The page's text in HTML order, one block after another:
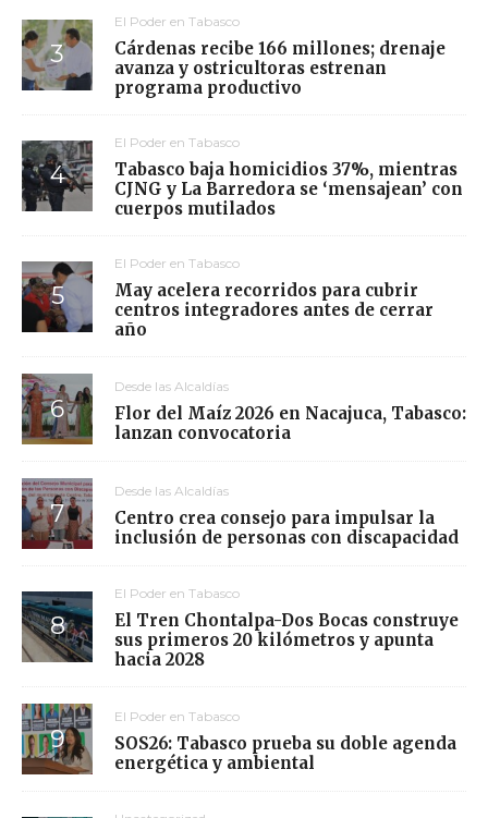
El Poder en Tabasco
Cárdenas recibe 166 millones; drenaje
avanza y ostricultoras estrenan
programa productivo
El Poder en Tabasco
Tabasco baja homicidios 37%, mientras
CJNG y La Barredora se ‘mensajean’ con
cuerpos mutilados
El Poder en Tabasco
May acelera recorridos para cubrir
centros integradores antes de cerrar
año
Desde las Alcaldías
Flor del Maíz 2026 en Nacajuca, Tabasco:
lanzan convocatoria
Desde las Alcaldías
Centro crea consejo para impulsar la
inclusión de personas con discapacidad
El Poder en Tabasco
El Tren Chontalpa-Dos Bocas construye
sus primeros 20 kilómetros y apunta
hacia 2028
El Poder en Tabasco
SOS26: Tabasco prueba su doble agenda
energética y ambiental